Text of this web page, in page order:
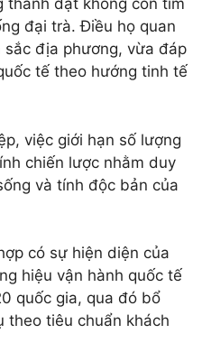
thành đạt không còn tìm
đại trà. Điều họ quan
địa phương, vừa đáp
tế theo hướng tinh tế
việc giới hạn số lượng
chiến lược nhằm duy
và tính độc bản của
có sự hiện diện của
hiệu vận hành quốc tế
quốc gia, qua đó bổ
theo tiêu chuẩn khách